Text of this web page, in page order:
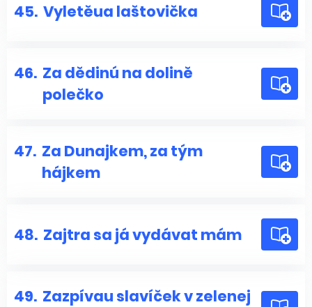
45. Vyletěua laštovička
46. Za dědinú na dolině
polečko
47. Za Dunajkem, za tým
hájkem
48. Zajtra sa já vydávat mám
49. Zazpívau slavíček v zelenej